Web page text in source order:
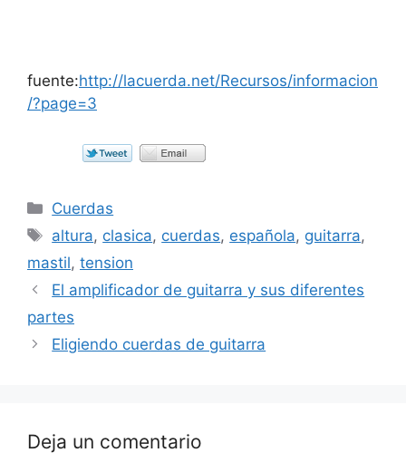
fuente:http://lacuerda.net/Recursos/informacion
/?page=3
Categorías
Cuerdas
Etiquetas
altura, clasica, cuerdas, española, guitarra,
mastil, tension
El amplificador de guitarra y sus diferentes
partes
Eligiendo cuerdas de guitarra
Deja un comentario